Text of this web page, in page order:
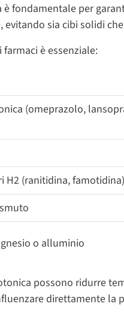
fondamentale per
evitando sia cibi solidi
è essenziale:
(omeprazolo,
H2 (ranitidina, famotidina)
o alluminio
possono ridurre
direttamente la